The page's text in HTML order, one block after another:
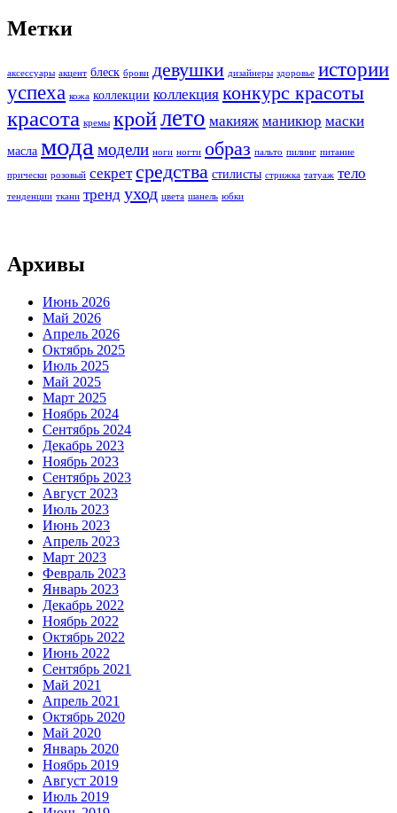
Метки
аксессуары акцент блеск брови девушки дизайнеры здоровье истории
успеха кожа коллекции коллекция конкурс красоты
красота кремы кройлето макияж маникюр маски
масла мода модели ноги ногти образ пальто пилинг питание
прически розовый секрет средства стилисты стрижка татуаж тело
тенденции ткани тренд уход цвета шанель юбки
Архивы
Июнь 2026
Май 2026
Апрель 2026
Октябрь 2025
Июль 2025
Май 2025
Март 2025
Ноябрь 2024
Сентябрь 2024
Декабрь 2023
Ноябрь 2023
Сентябрь 2023
Август 2023
Июль 2023
Июнь 2023
Апрель 2023
Март 2023
Февраль 2023
Январь 2023
Декабрь 2022
Ноябрь 2022
Октябрь 2022
Июнь 2022
Сентябрь 2021
Май 2021
Апрель 2021
Октябрь 2020
Май 2020
Январь 2020
Ноябрь 2019
Август 2019
Июль 2019